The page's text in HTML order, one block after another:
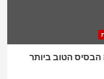
הטוב ביותר